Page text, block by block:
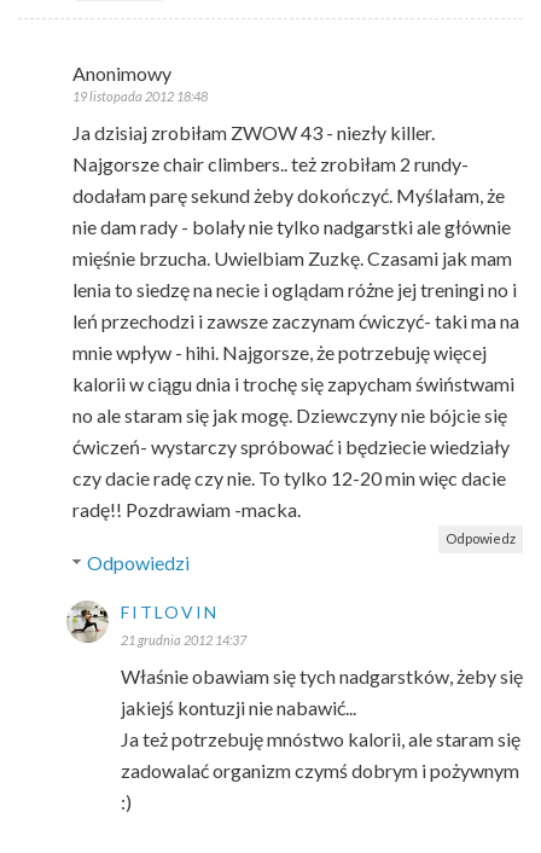
Anonimowy
19 listopada 2012 18:48
Ja dzisiaj zrobiłam ZWOW 43 - niezły killer.
Najgorsze chair climbers.. też zrobiłam 2 rundy-
dodałam parę sekund żeby dokończyć. Myślałam, że
nie dam rady - bolały nie tylko nadgarstki ale głównie
mięśnie brzucha. Uwielbiam Zuzkę. Czasami jak mam
lenia to siedzę na necie i oglądam różne jej treningi no i
leń przechodzi i zawsze zaczynam ćwiczyć- taki ma na
mnie wpływ - hihi. Najgorsze, że potrzebuję więcej
kalorii w ciągu dnia i trochę się zapycham świństwami
no ale staram się jak mogę. Dziewczyny nie bójcie się
ćwiczeń- wystarczy spróbować i będziecie wiedziały
czy dacie radę czy nie. To tylko 12-20 min więc dacie
radę!! Pozdrawiam -macka.
Odpowiedz
Odpowiedzi
FITLOVIN
21 grudnia 2012 14:37
Właśnie obawiam się tych nadgarstków, żeby się
jakiejś kontuzji nie nabawić...
Ja też potrzebuję mnóstwo kalorii, ale staram się
zadowalać organizm czymś dobrym i pożywnym
:)